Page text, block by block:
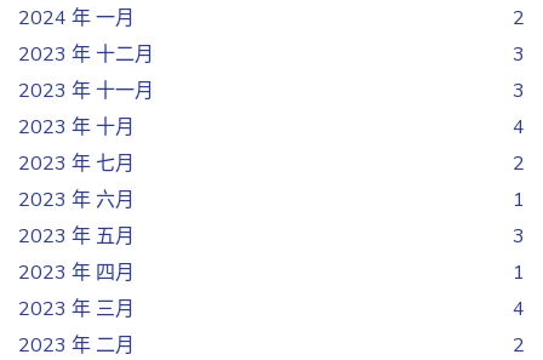
2024 年 一月
2
2023 年 十二月
3
2023 年 十一月
3
2023 年 十月
4
2023 年 七月
2
2023 年 六月
1
2023 年 五月
3
2023 年 四月
1
2023 年 三月
4
2023 年 二月
2